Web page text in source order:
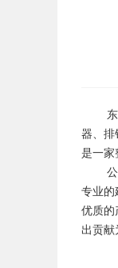
东莞
器、排
是一家
公司
专业的
优质
出贡